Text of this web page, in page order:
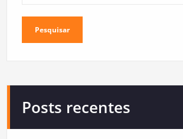
Pesquisar
Posts recentes